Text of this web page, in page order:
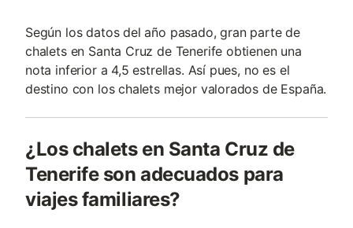
Según los datos del año pasado, gran parte de
chalets en Santa Cruz de Tenerife obtienen una
nota inferior a 4,5 estrellas. Así pues, no es el
destino con los chalets mejor valorados de España.
¿Los chalets en Santa Cruz de
Tenerife son adecuados para
viajes familiares?